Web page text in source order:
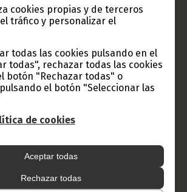
cookies propias y de terceros
tráfico y personalizar el
todas las cookies pulsando en el
todas", rechazar todas las cookies
botón "Rechazar todas" o
el botón "Seleccionar las
de cookies
Aceptar todas
Rechazar todas
e Instituciones
de Guinea Ecuatorial